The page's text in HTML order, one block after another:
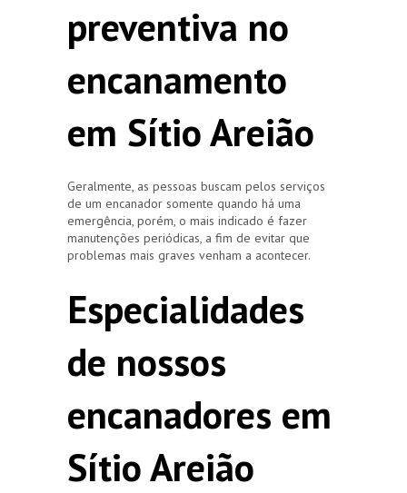
preventiva no
encanamento
em Sítio Areião
Geralmente, as pessoas buscam pelos serviços
de um encanador somente quando há uma
emergência, porém, o mais indicado é fazer
manutenções periódicas, a fim de evitar que
problemas mais graves venham a acontecer.
Especialidades
de nossos
encanadores em
Sítio Areião